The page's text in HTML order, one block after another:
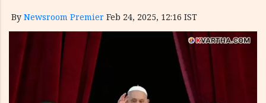
By Newsroom Premier Feb 24, 2025, 12:16 IST